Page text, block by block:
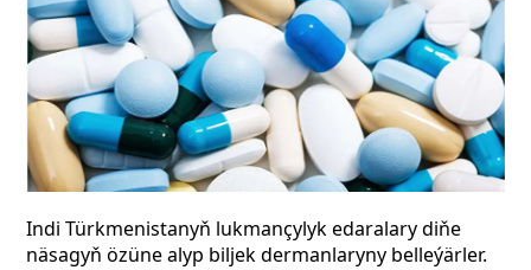
Indi Türkmenistanyň lukmançylyk edaralary diňe
näsagyň özüne alyp biljek dermanlaryny belleýärler.